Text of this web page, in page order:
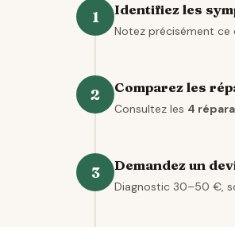
1 Identifiez les
Notez précisément ce
2 Comparez les
Consultez les 4
3 Demandez un
Diagnostic 30–50 €,